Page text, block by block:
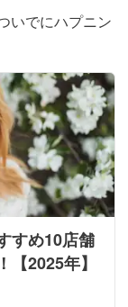
いでにハプニン
すめ10店舗
2025年】